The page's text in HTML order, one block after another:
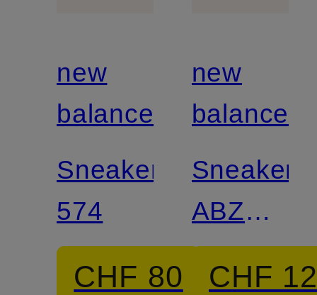
new
balance
Sneaker
574
CHF 80
new
balance
Sneaker
ABZORB
2000
CHF